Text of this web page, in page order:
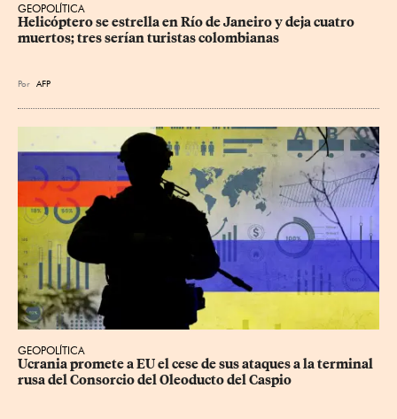
GEOPOLÍTICA
Helicóptero se estrella en Río de Janeiro y deja cuatro
muertos; tres serían turistas colombianas
Por AFP
GEOPOLÍTICA
Ucrania promete a EU el cese de sus ataques a la terminal
rusa del Consorcio del Oleoducto del Caspio